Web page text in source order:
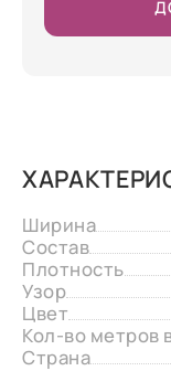
Ширина
Состав
Плотность
Узор
Цвет
Кол-во метров
Страна